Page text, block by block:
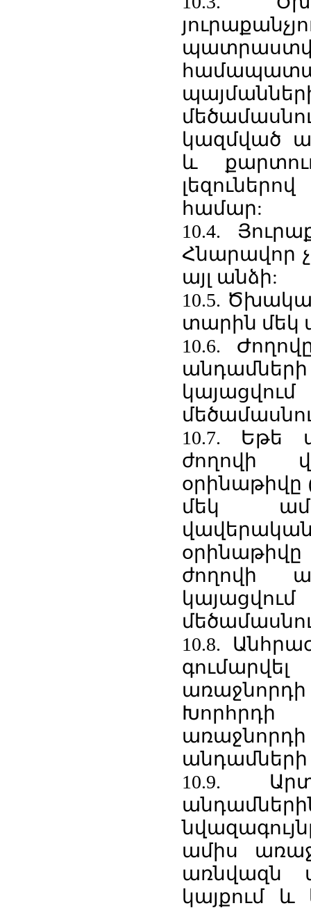
կազմված
և
համար:
10.4.
Հնարավոր
այլ անձի:
10.5.
տարին մեկ
10.6.
10.7. Եթե
ժողովի
օրինաթիվը
մեկ
ժողովի
10.8.
անդամների
10.9.
ամիս առաջ
առնվազն
կայքում և